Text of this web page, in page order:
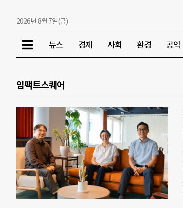
2026년 8월 7일(금)
뉴스 경제 사회 환경 공익
임팩트스퀘어